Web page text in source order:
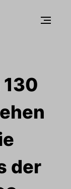
der